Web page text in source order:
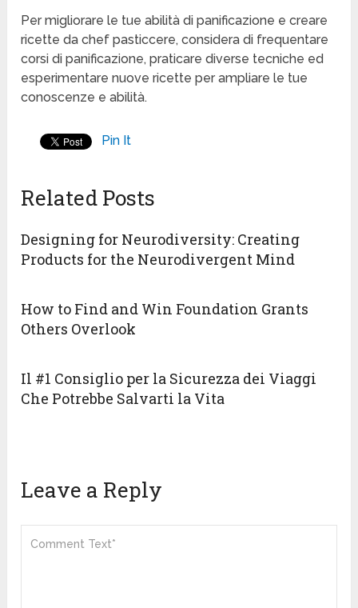
Per migliorare le tue abilità di panificazione e creare
ricette da chef pasticcere, considera di frequentare
corsi di panificazione, praticare diverse tecniche ed
esperimentare nuove ricette per ampliare le tue
conoscenze e abilità.
Pin It
Related Posts
Designing for Neurodiversity: Creating
Products for the Neurodivergent Mind
How to Find and Win Foundation Grants
Others Overlook
Il #1 Consiglio per la Sicurezza dei Viaggi
Che Potrebbe Salvarti la Vita
Leave a Reply